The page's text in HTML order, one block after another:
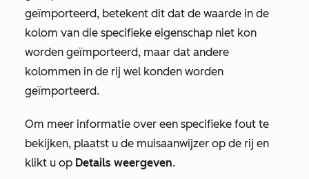
geïmporteerd, betekent dit dat de waarde in de
kolom van die specifieke eigenschap niet kon
worden geïmporteerd, maar dat andere
kolommen in de rij wel konden worden
geïmporteerd.
Om meer informatie over een specifieke fout te
bekijken, plaatst u de muisaanwijzer op de rij en
klikt u op Details weergeven.